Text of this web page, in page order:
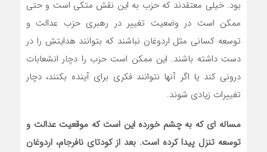
بود. خیلی معتقدند که حزب به این نقش متکی است و حتی
ممکن است در وضعیت تغییر در رهبری حزب عدالت و
توسعه کسانی مثل اردوغان نباشند که بتوانند هدایتش را در
دست داشته باشند. این ممکن است حزب را دچار انشعابات
درونی کند یا اگر آنها نتوانند فکری برای آینده بکنند، دچار
تغییرات زیادی شوند.
مساله ای که به چشم خورده این است که موقعیت عدالت و
توسعه تنزل پیدا کرده است. بعد از کودتای نافرجام، اردوغان